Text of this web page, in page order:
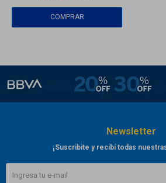
Newsletter
¡Suscribite y recibí todas